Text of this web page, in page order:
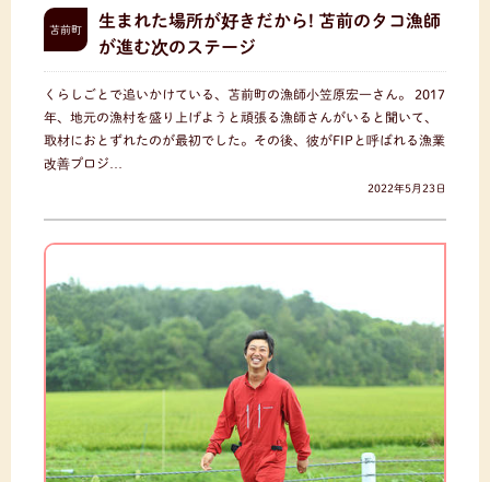
苫前町
生まれた場所が好きだから! 苫前のタコ漁師
が進む次のステージ
くらしごとで追いかけている、苫前町の漁師小笠原宏一さん。 2017
年、地元の漁村を盛り上げようと頑張る漁師さんがいると聞いて、
取材におとずれたのが最初でした。その後、彼がFIPと呼ばれる漁業
改善プロジ…
2022年5月23日